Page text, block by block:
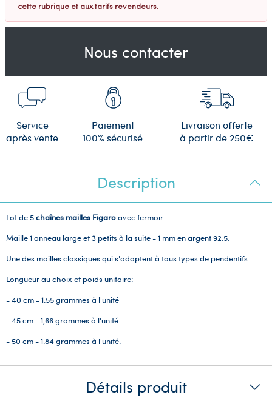
cette rubrique et aux tarifs revendeurs.
Nous contacter
Service
après vente
Paiement
100% sécurisé
Livraison offerte
à partir de 250€
Description
Lot de 5chaînes mailles Figaroavec fermoir.
Maille 1 anneau large et 3 petits à la suite - 1 mm en argent 92.5.
Une des mailles classiques qui s'adaptent à tous types de pendentifs.
Longueur au choix et poids unitaire:
- 40 cm - 1.55 grammes à l'unité
- 45 cm - 1,66 grammes à l'unité.
- 50 cm - 1.84 grammes à l'unité.
Détails produit